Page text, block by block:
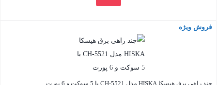
بستن
فروش ویژه
چند راهی برق هیسکا HISKA مدل CH-5521 با 5 سوکت و 6 پورت